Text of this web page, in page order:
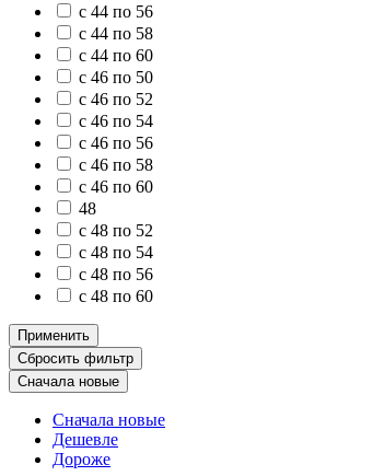
с 44 по 56
с 44 по 58
с 44 по 60
с 46 по 50
с 46 по 52
с 46 по 54
с 46 по 56
с 46 по 58
с 46 по 60
48
с 48 по 52
с 48 по 54
с 48 по 56
с 48 по 60
Применить
Сбросить фильтр
Сначала новые
Сначала новые
Дешевле
Дороже